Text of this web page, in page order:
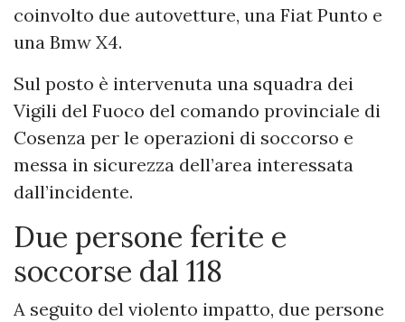
coinvolto due autovetture, una Fiat Punto e
una Bmw X4.
Sul posto è intervenuta una squadra dei
Vigili del Fuoco del comando provinciale di
Cosenza per le operazioni di soccorso e
messa in sicurezza dell’area interessata
dall’incidente.
Due persone ferite e
soccorse dal 118
A seguito del violento impatto, due persone